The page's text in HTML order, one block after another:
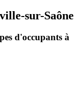
sur-Saône
d'occupants à